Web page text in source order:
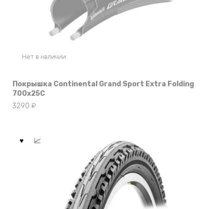
Нет в наличии
Покрышка Continental Grand Sport Extra Folding
700x25C
3290 ₽